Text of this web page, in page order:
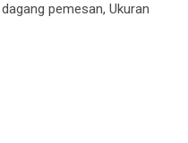
pemesan, Ukuran